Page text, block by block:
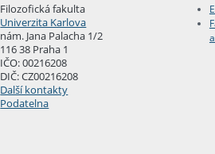
Filozofická fakulta
Univerzita Karlova
nám. Jana Palacha 1/2
116 38 Praha 1
IČO: 00216208
DIČ: CZ00216208
Další kontakty
Podatelna